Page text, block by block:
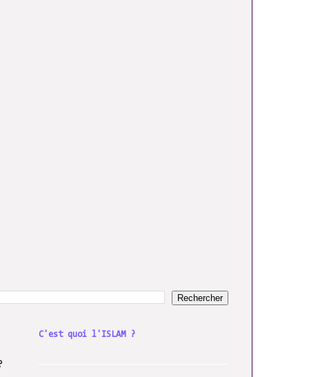
C'est quoi l'ISLAM ?